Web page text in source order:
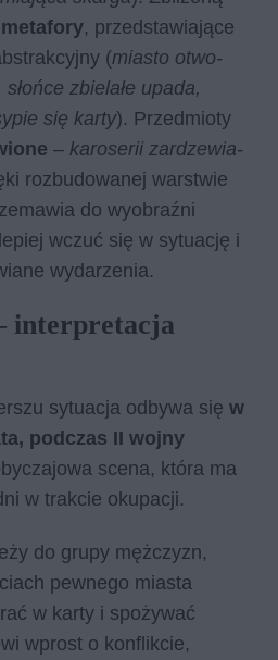
metafory, przedstawiające
(mia­sto otwo­
zbie­la­łe upada,
się karty). Przedmioty
– ka­ro­se­rii za­rdze­wia­
rozbudowanej warstwie
do wyobraźni
wczuć się w sytuację i
wydarzenia.
interpretacja
sytuacja odbywa się w
podczas II wojny
scena, która ma
w trakcie okupacji.
do grupy mężczyzn,
pewnego miasta
w karty i spożywać
wprost o konflikcie,